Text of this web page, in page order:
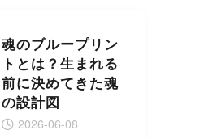
魂のブループリン
トとは？生まれる
前に決めてきた魂
の設計図
2026-06-08